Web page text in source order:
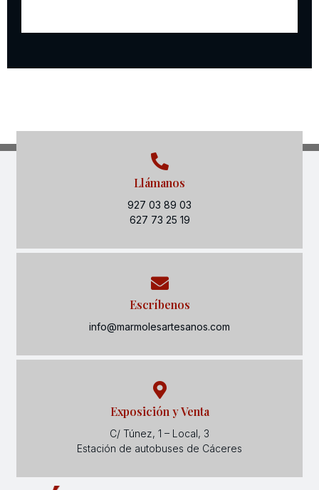
Llámanos
927 03 89 03
627 73 25 19
Escríbenos
info@marmolesartesanos.com
Exposición y Venta
C/ Túnez, 1 – Local, 3
Estación de autobuses de Cáceres